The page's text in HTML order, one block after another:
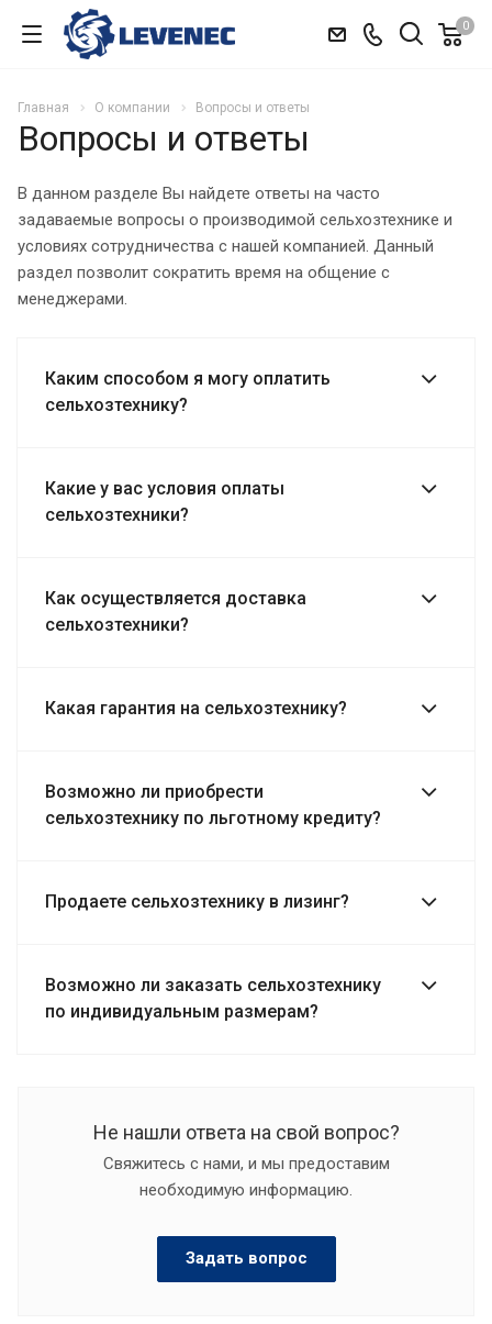
0
Главная О компании Вопросы и ответы
Вопросы и ответы
В данном разделе Вы найдете ответы на часто
задаваемые вопросы о производимой сельхозтехнике и
условиях сотрудничества с нашей компанией. Данный
раздел позволит сократить время на общение с
менеджерами.
Каким способом я могу оплатить
сельхозтехнику?
Какие у вас условия оплаты
сельхозтехники?
Как осуществляется доставка
сельхозтехники?
Какая гарантия на сельхозтехнику?
Возможно ли приобрести
сельхозтехнику по льготному кредиту?
Продаете сельхозтехнику в лизинг?
Возможно ли заказать сельхозтехнику
по индивидуальным размерам?
Не нашли ответа на свой вопрос?
Свяжитесь с нами, и мы предоставим
необходимую информацию.
Задать вопрос